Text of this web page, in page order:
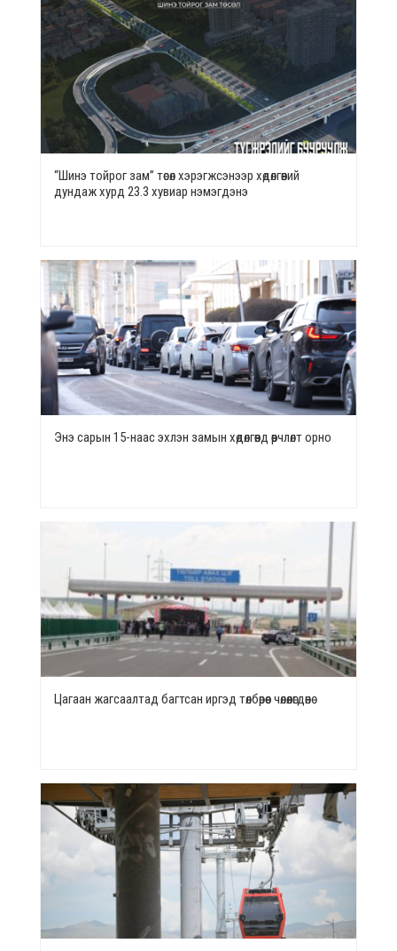
“Шинэ тойрог зам” төсөл хэрэгжсэнээр хөдөлгөөний
дундаж хурд 23.3 хувиар нэмэгдэнэ
Энэ сарын 15-наас эхлэн замын хөдөлгөөнд өөрчлөлт орно
Цагаан жагсаалтад багтсан иргэд төлбөрөөс чөлөөлөгдөнө